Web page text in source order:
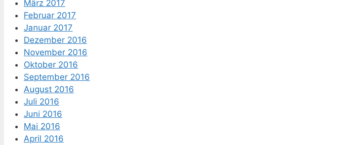
März 2017
Februar 2017
Januar 2017
Dezember 2016
November 2016
Oktober 2016
September 2016
August 2016
Juli 2016
Juni 2016
Mai 2016
April 2016